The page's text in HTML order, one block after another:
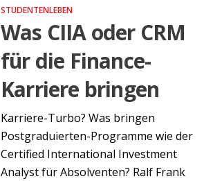
STUDENTENLEBEN
Was CIIA oder CRM
für die Finance-
Karriere bringen
Karriere-Turbo? Was bringen
Postgraduierten-Programme wie der
Certified International Investment
Analyst für Absolventen? Ralf Frank